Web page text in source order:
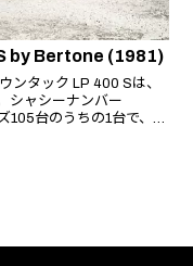
by Bertone (1981)
ンタック LP 400 Sは、
シャシーナンバー
105台のうちの1台で、流